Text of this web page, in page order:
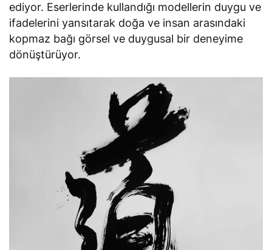
ediyor. Eserlerinde kullandığı modellerin duygu ve
ifadelerini yansıtarak doğa ve insan arasındaki
kopmaz bağı görsel ve duygusal bir deneyime
dönüştürüyor.